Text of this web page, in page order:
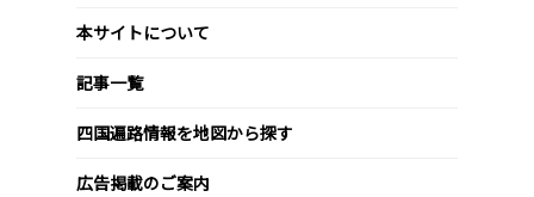
本サイトについて
記事一覧
四国遍路情報を地図から探す
広告掲載のご案内